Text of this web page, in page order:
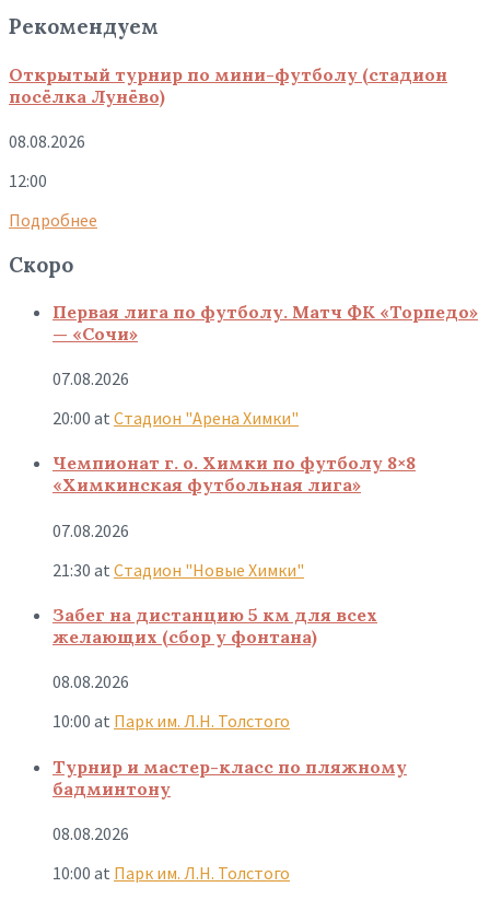
Рекомендуем
Открытый турнир по мини-футболу (стадион
посёлка Лунёво)
08.08.2026
12:00
Подробнее
Скоро
Первая лига по футболу. Матч ФК «Торпедо»
— «Сочи»
07.08.2026
20:00 at Стадион "Арена Химки"
Чемпионат г. о. Химки по футболу 8×8
«Химкинская футбольная лига»
07.08.2026
21:30 at Стадион "Новые Химки"
Забег на дистанцию 5 км для всех
желающих (сбор у фонтана)
08.08.2026
10:00 at Парк им. Л.Н. Толстого
Турнир и мастер-класс по пляжному
бадминтону
08.08.2026
10:00 at Парк им. Л.Н. Толстого